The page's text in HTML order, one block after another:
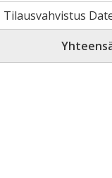
Tilausvahvistus